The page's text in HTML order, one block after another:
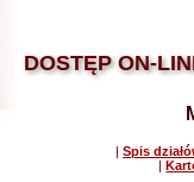
DOSTĘP ON-
| Spis
|